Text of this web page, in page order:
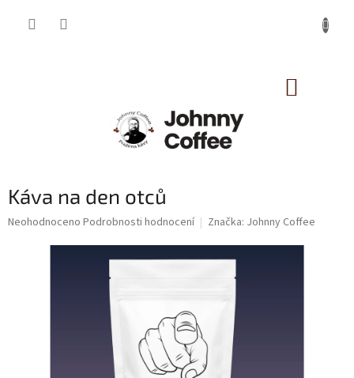
Káva na den otců
Průměrné
Neohodnoceno Podrobnosti hodnocení Značka: Johnny Coffee